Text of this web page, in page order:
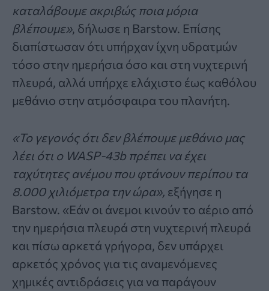
καταλάβουμε ακριβώς ποια μόρια
βλέπουμε», δήλωσε η Barstow. Επίσης
διαπίστωσαν ότι υπήρχαν ίχνη υδρατμών
τόσο στην ημερήσια όσο και στη νυχτερινή
πλευρά, αλλά υπήρχε ελάχιστο έως καθόλου
μεθάνιο στην ατμόσφαιρα του πλανήτη.
«Το γεγονός ότι δεν βλέπουμε μεθάνιο μας
λέει ότι ο WASP-43b πρέπει να έχει
ταχύτητες ανέμου που φτάνουν περίπου τα
8.000 χιλιόμετρα την ώρα», εξήγησε η
Barstow. «Εάν οι άνεμοι κινούν το αέριο από
την ημερήσια πλευρά στη νυχτερινή πλευρά
και πίσω αρκετά γρήγορα, δεν υπάρχει
αρκετός χρόνος για τις αναμενόμενες
χημικές αντιδράσεις για να παράγουν